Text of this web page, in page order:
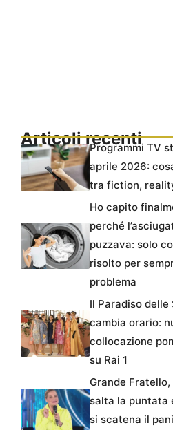
Articoli recenti
Programmi TV
aprile 2026:
tra fiction,
Ho capito
perché
puzzava: solo
risolto per
problema
Il Paradiso delle
cambia orario:
collocazione
su Rai 1
Grande
salta la puntata
si scatena il